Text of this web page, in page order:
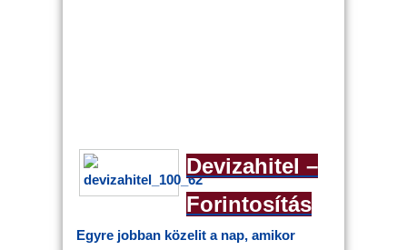
Devizahitel –
Forintosítás
Egyre jobban közelit a nap, amikor